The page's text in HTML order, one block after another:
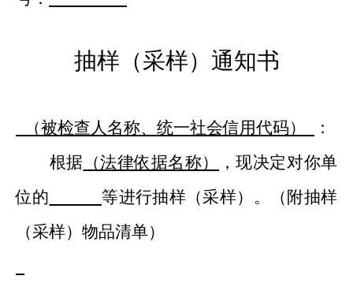
抽样（采样）通知书
（被检查人名称、统一社会信用代码）
：
根据 （法律依据名称） ，现决定对你单
位的
等进行抽样（采样） 。
（附抽样
（采样）物品清单）